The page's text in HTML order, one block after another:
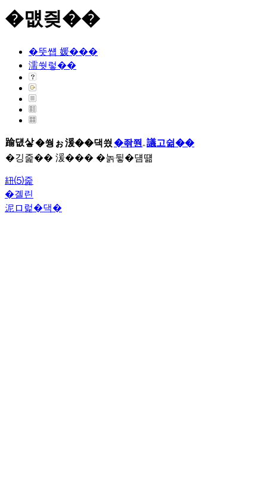
�먮즺��
�뚯썝 媛���
濡쒓렇��
踰덊샇�쒕ぉ湲��댁씠�좎쭨 議고쉶��
�깅줉�� 湲��� �놁뒿�덈떎
紐⑸줉
�곌린
泥ロ럹�댁�